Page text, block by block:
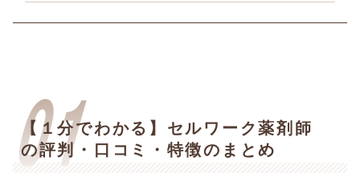
【１分でわかる】セルワーク薬剤師
の評判・口コミ・特徴のまとめ